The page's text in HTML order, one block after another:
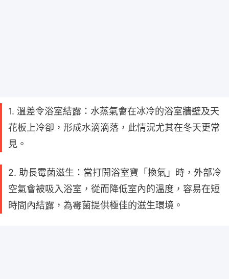
1. 溫差令浴室結露：水蒸氣會在冰冷的浴室牆壁及天
花板上冷卻，形成水滴滴落，此情況尤其在冬天更常
見。
2. 助長霉菌滋生：當打開浴室寶「換氣」時，外部冷
空氣會被吸入浴室，從而降低室內的溫度，容易在短
時間內結露，為霉菌提供極佳的滋生環境。